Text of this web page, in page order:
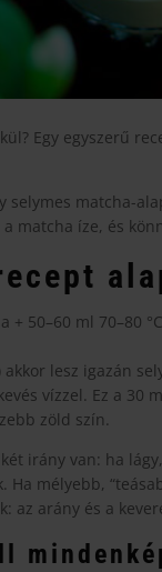
Egy egyszerű
selymes matcha-
matcha íze, és
+ 50–60 ml 70–80
lesz igazán
vízzel. Ez a 30
zöld szín.
irány van: ha
Ha mélyebb,
az arány és a